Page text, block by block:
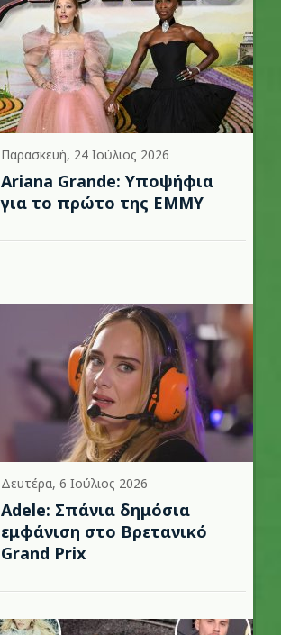
Παρασκευή, 24 Ιούλιος 2026
Ariana Grande: Υποψήφια
για το πρώτο της EMMY
Δευτέρα, 6 Ιούλιος 2026
Adele: Σπάνια δημόσια
εμφάνιση στο Βρετανικό
Grand Prix